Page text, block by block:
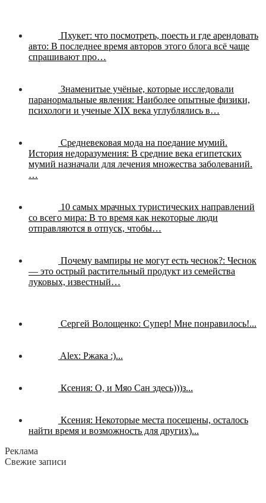
Пхукет: что посмотреть, поесть и где арендовать
авто: В последнее время авторов этого блога всё чаще
спрашивают про…
Знаменитые учёные, которые исследовали
паранормальные явления: Наиболее опытные физики,
психологи и ученые XIX века углублялись в…
Средневековая мода на поедание мумий.
История недоразумения: В средние века египетских
мумий назначали для лечения множества заболеваний.
…
10 самых мрачных туристических направлений
со всего мира: В то время как некоторые люди
отправляются в отпуск, чтобы…
Почему вампиры не могут есть чеснок?: Чеснок
— это острый растительный продукт из семейства
луковых, известный…
Сергей Волощенко: Супер! Мне понравилось!...
Alex: Ржака :)...
Ксения: О, и Мяо Сан здесь)))з...
Ксения: Некоторые места посещены, осталось
найти время и возможность для других)...
Реклама
Свежие записи